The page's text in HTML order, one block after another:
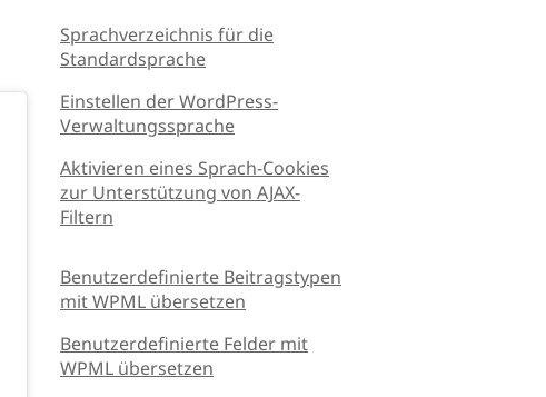
Sprachverzeichnis für die
Standardsprache
Einstellen der WordPress-
Verwaltungssprache
Aktivieren eines Sprach-Cookies
zur Unterstützung von AJAX-
Filtern
Benutzerdefinierte Beitragstypen
mit WPML übersetzen
Benutzerdefinierte Felder mit
WPML übersetzen